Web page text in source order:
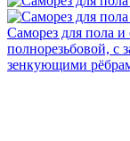
Саморез для пола
полнорезьбовой, с
зенкующими